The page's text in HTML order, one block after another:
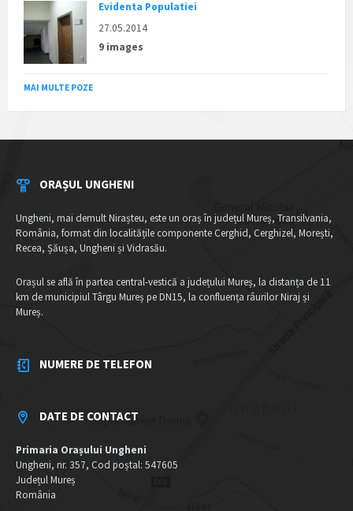
Evidenta Populatiei
27.05.2014
9 images
MAI MULTE POZE
ORAȘUL UNGHENI
Ungheni, mai demult Nirașteu, este un oraș în județul Mureș, Transilvania,
România, format din localitățile componente Cerghid, Cerghizel, Morești,
Recea, Șăușa, Ungheni și Vidrasău.
Orașul se află în partea central-vestică a județului Mureș, la distanța de 11
km de municipiul Târgu Mureș pe DN15, la confluența râurilor Niraj și
Mureș.
NUMERE DE TELEFON
DATE DE CONTACT
Primaria Orașului Ungheni
Ungheni, nr. 357, Cod poștal: 547605
Județul Mureș
România